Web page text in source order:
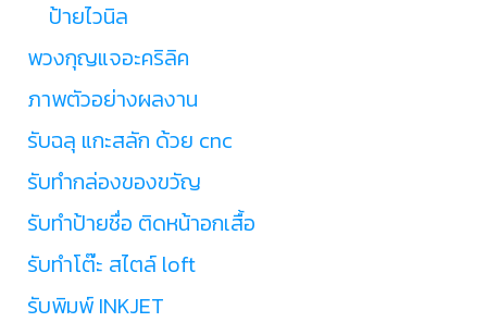
ป้ายไวนิล
พวงกุญแจอะคริลิค
ภาพตัวอย่างผลงาน
รับฉลุ แกะสลัก ด้วย cnc
รับทำกล่องของขวัญ
รับทำป้ายชื่อ ติดหน้าอกเสื้อ
รับทำโต๊ะ สไตล์ loft
รับพิมพ์ INKJET